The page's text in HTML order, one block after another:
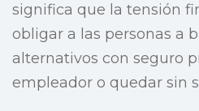
significa que la tensión
obligar a las personas a
alternativos con seguro
empleador o quedar sin